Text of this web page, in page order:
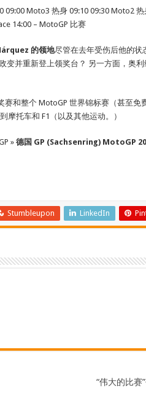
Moto3 热身 09:10 09:30 Moto2 热
14:00 – MotoGP 比赛
的领地尽管在去年受伤后他的状
变并重新登上领奖台？ 另一方面，奥
和整个 MotoGP 世界锦标赛（甚至免
摩托车和 F1（以及其他运动。）
» 德国 GP (Sachsenring) MotoGP
Stumbleupon LinkedIn
“伟大的比赛